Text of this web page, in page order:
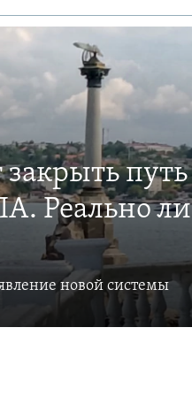
путь
Реально ли
новой системы